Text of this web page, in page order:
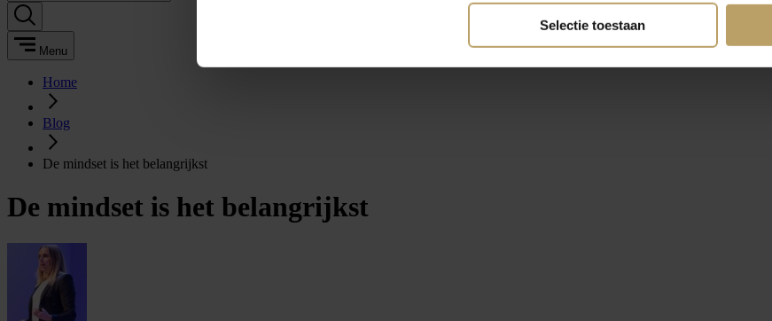
Selectie toestaan
Menu
Home
Blog
De mindset is het belangrijkst
De mindset is het belangrijkst